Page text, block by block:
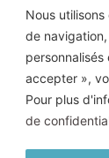
Nous
de
accepter »,
Pour plus
de